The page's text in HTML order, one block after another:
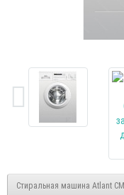
Стиральная машина Atlant